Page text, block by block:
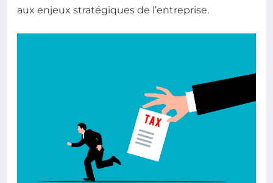
aux enjeux stratégiques de l’entreprise.